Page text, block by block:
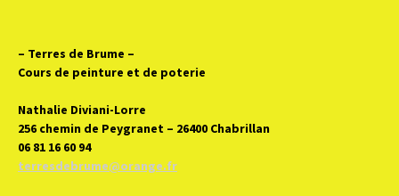
– Terres de Brume –
Cours de peinture et de poterie
Nathalie Diviani-Lorre
256 chemin de Peygranet – 26400 Chabrillan
06 81 16 60 94
terresdebrume@orange.fr